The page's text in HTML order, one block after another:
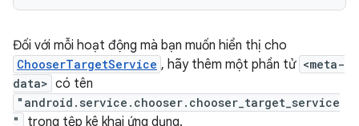
Đối với mỗi hoạt động mà bạn muốn hiển thị cho
ChooserTargetService , hãy thêm một phần tử <meta-
data> có tên
"android.service.chooser.chooser_target_service
"
trong tệp kê khai ứng dụng.